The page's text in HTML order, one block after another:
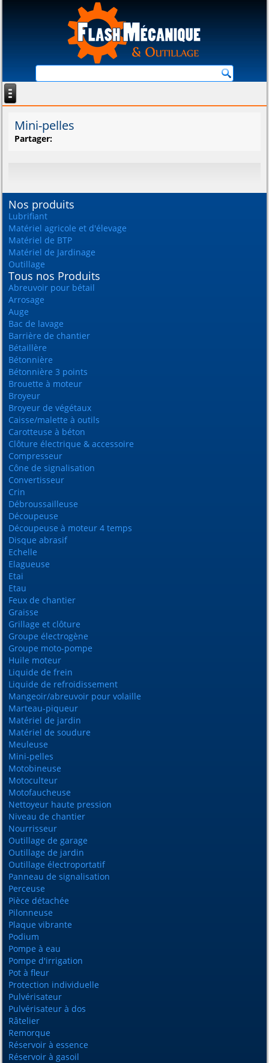
Mini-pelles
Partager:
Nos produits
Lubrifiant
Matériel agricole et d'élevage
Matériel de BTP
Matériel de Jardinage
Outillage
Tous nos Produits
Abreuvoir pour bétail
Arrosage
Auge
Bac de lavage
Barrière de chantier
Bétaillère
Bétonnière
Bétonnière 3 points
Brouette à moteur
Broyeur
Broyeur de végétaux
Caisse/malette à outils
Carotteuse à béton
Clôture électrique & accessoire
Compresseur
Cône de signalisation
Convertisseur
Crin
Débroussailleuse
Découpeuse
Découpeuse à moteur 4 temps
Disque abrasif
Echelle
Elagueuse
Etai
Etau
Feux de chantier
Graisse
Grillage et clôture
Groupe électrogène
Groupe moto-pompe
Huile moteur
Liquide de frein
Liquide de refroidissement
Mangeoir/abreuvoir pour volaille
Marteau-piqueur
Matériel de jardin
Matériel de soudure
Meuleuse
Mini-pelles
Motobineuse
Motoculteur
Motofaucheuse
Nettoyeur haute pression
Niveau de chantier
Nourrisseur
Outillage de garage
Outillage de jardin
Outillage électroportatif
Panneau de signalisation
Perceuse
Pièce détachée
Pilonneuse
Plaque vibrante
Podium
Pompe à eau
Pompe d'irrigation
Pot à fleur
Protection individuelle
Pulvérisateur
Pulvérisateur à dos
Râtelier
Remorque
Réservoir à essence
Réservoir à gasoil